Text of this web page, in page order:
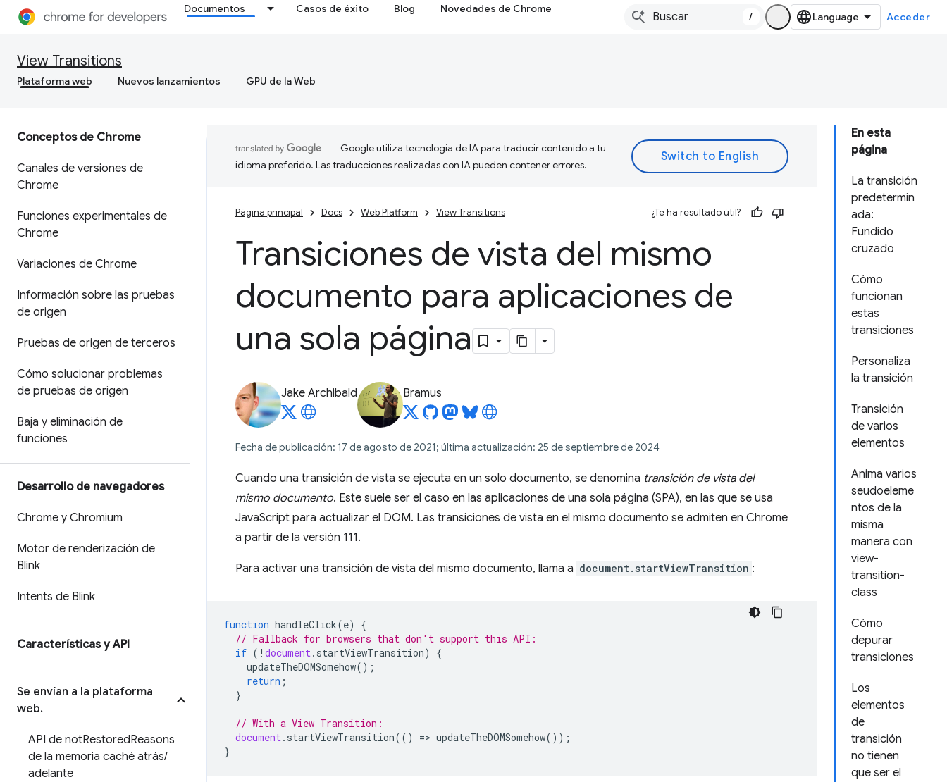
Documentos Casos de éxito Blog Novedades de Chrome
/ Acceder
View Transitions
Plataforma web Nuevos lanzamientos GPU de la Web
Conceptos de Chrome
Canales de versiones de
Chrome
Funciones experimentales de
Chrome
Variaciones de Chrome
Información sobre las pruebas
de origen
Pruebas de origen de terceros
Cómo solucionar problemas
de pruebas de origen
Baja y eliminación de
funciones
Desarrollo de navegadores
Chrome y Chromium
Motor de renderización de
Blink
Intents de Blink
Características y API
Se envían a la plataforma
web.
API de notRestoredReasons
de la memoria caché atrás/
adelante
En esta
página
La transición
predetermin
ada:
Fundido
cruzado
Cómo
funcionan
estas
transiciones
Personaliza
la transición
Transición
de varios
elementos
Anima varios
seudoeleme
ntos de la
misma
manera con
view-
transition-
class
Cómo
depurar
transiciones
Los
elementos
de
transición
no tienen
que ser el
Google utiliza tecnología de IA para traducir contenido a tu
idioma preferido. Las traducciones realizadas con IA pueden contener errores.
Página principal Docs Web Platform View Transitions ¿Te ha resultado útil?
Transiciones de vista del mismo
documento para aplicaciones de
una sola página
Jake Archibald Bramus
Fecha de publicación: 17 de agosto de 2021; última actualización: 25 de septiembre de 2024
Cuando una transición de vista se ejecuta en un solo documento, se denomina transición de vista del
mismo documento. Este suele ser el caso en las aplicaciones de una sola página (SPA), en las que se usa
JavaScript para actualizar el DOM. Las transiciones de vista en el mismo documento se admiten en Chrome
a partir de la versión 111.
Para activar una transición de vista del mismo documento, llama a document.startViewTransition :
function handleClick(e)
{
// Fallback for browsers that don't support this API:
if ( ! document. startViewTransition)
{
updateTheDOMSomehow();
return ;
}
// With a View Transition:
document. startViewTransition(() => updateTheDOMSomehow());
}